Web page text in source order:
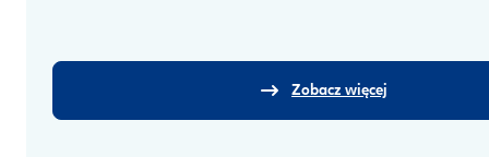
Zobacz więcej